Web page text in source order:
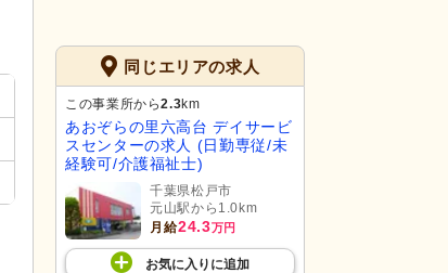
同じエリアの求人
この事業所から2.3km
あおぞらの里六高台 デイサービ
スセンターの求人 (日勤専従/未
経験可/介護福祉士)
千葉県松戸市
元山駅から1.0km
月給24.3万円
お気に入り に追加